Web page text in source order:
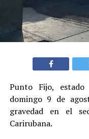
Punto Fijo, estado
domingo 9 de
gravedad en el
Carirubana.